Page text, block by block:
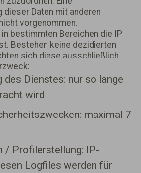
dieser Daten mit anderen
vorgenommen.
bestimmten Bereichen die IP
Bestehen keine dezidierten
sich diese ausschließlich
des Dienstes: nur so lange
wird
maximal 7
/ Profilerstellung: IP-
Logfiles werden für